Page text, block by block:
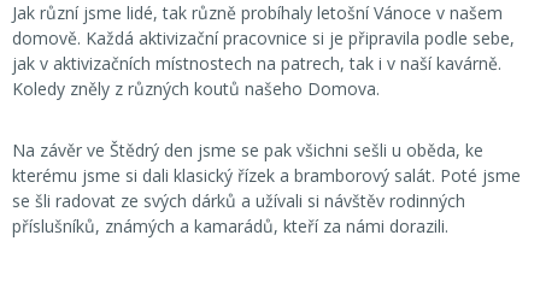
Jak různí jsme lidé, tak různě probíhaly letošní Vánoce v našem
domově. Každá aktivizační pracovnice si je připravila podle sebe,
jak v aktivizačních místnostech na patrech, tak i v naší kavárně.
Koledy zněly z různých koutů našeho Domova.
Na závěr ve Štědrý den jsme se pak všichni sešli u oběda, ke
kterému jsme si dali klasický řízek a bramborový salát. Poté jsme
se šli radovat ze svých dárků a užívali si návštěv rodinných
příslušníků, známých a kamarádů, kteří za námi dorazili.